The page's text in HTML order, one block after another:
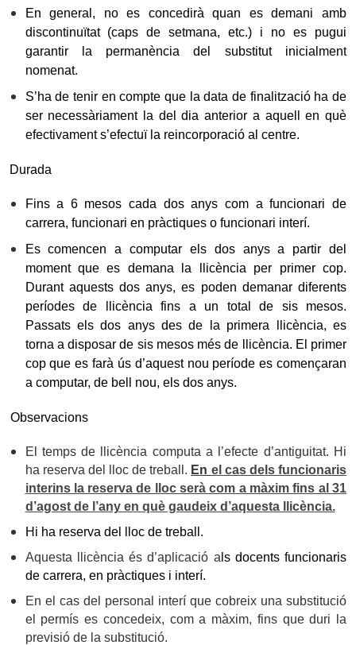
En general, no es concedirà quan es demani amb
discontinuïtat (caps de setmana, etc.) i no es pugui
garantir la permanència del substitut inicialment
nomenat.
S’ha de tenir en compte que la data de finalització ha de
ser necessàriament la del dia anterior a aquell en què
efectivament s’efectuï la reincorporació al centre.
Durada
Fins a 6 mesos cada dos anys com a funcionari de
carrera, funcionari en pràctiques o funcionari interí.
Es comencen a computar els dos anys a partir del
moment que es demana la llicència per primer cop.
Durant aquests dos anys, es poden demanar diferents
períodes de llicència fins a un total de sis mesos.
Passats els dos anys des de la primera llicència, es
torna a disposar de sis mesos més de llicència. El primer
cop que es farà ús d’aquest nou període es començaran
a computar, de bell nou, els dos anys.
Observacions
El temps de llicència computa a l’efecte d’antiguitat. Hi
ha reserva del lloc de treball. En el cas dels funcionaris
interins la reserva de lloc serà com a màxim fins al 31
d’agost de l’any en què gaudeix d’aquesta llicència.
Hi ha reserva del lloc de treball.
Aquesta llicència és d’aplicació a ls docents funcionaris
de carrera, en pràctiques i interí.
En el cas del personal interí que cobreix una substitució
el permís es concedeix, com a màxim, fins que duri la
previsió de la substitució.